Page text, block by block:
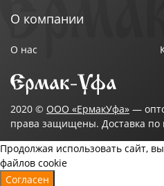
О компании
О нас
2020 © ООО «ЕрмакУфа» —
права защищены. Доставка по
Продолжая использовать сайт,
файлов cookie
Согласен